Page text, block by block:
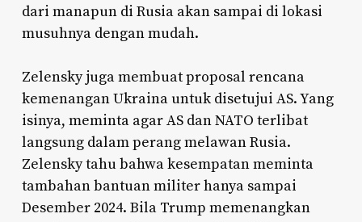
dari manapun di Rusia akan sampai di lokasi
musuhnya dengan mudah.
Zelensky juga membuat proposal rencana
kemenangan Ukraina untuk disetujui AS. Yang
isinya, meminta agar AS dan NATO terlibat
langsung dalam perang melawan Rusia.
Zelensky tahu bahwa kesempatan meminta
tambahan bantuan militer hanya sampai
Desember 2024. Bila Trump memenangkan